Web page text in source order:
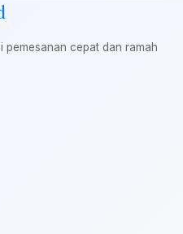
pemesanan cepat dan ramah